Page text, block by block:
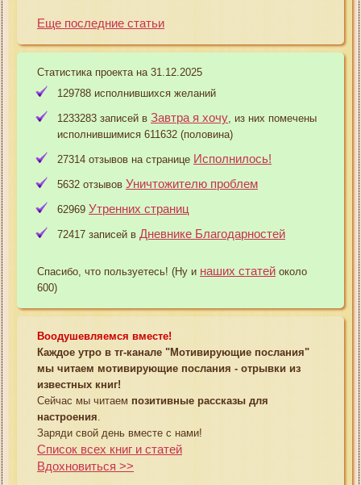
Еще последние статьи
Статистика проекта на 31.12.2025
129788 исполнившихся желаний
1233283 записей в Завтра я хочу , из них помечены
исполнившимися 611632 (половина)
27314 отзывов на странице Исполнилось!
5632 отзывов Уничтожителю проблем
62969 Утренних страниц
72417 записей в Дневнике Благодарностей
Спасибо, что пользуетесь! (Ну и наших статей около
600)
Воодушевляемся вместе!
Каждое утро в тг-канале "Мотивирующие послания"
мы читаем мотивирующие послания - отрывки из
известных книг!
Сейчас мы читаем позитивные рассказы для
настроения
Заряди свой день вместе с нами!
Список всех книг и статей
Вдохновиться >>